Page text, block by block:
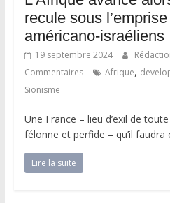
recule sous
américano-israéliens
19 septembre 2024
Commentaires
Afrique,
Sionisme
Une France – lieu d’exil de
félonne et perfide – qu’il faudra
Lire la suite